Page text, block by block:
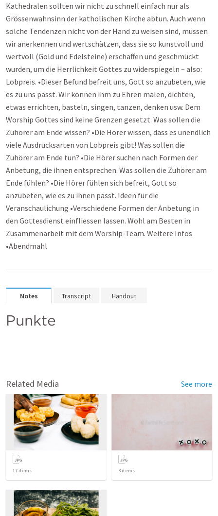
Kathedralen sollten wir nicht zu schnell einfach nur als
Grössenwahnsinn der katholischen Kirche abtun. Auch wenn
solche Tendenzen nicht von der Hand zu weisen sind, müssen
wir anerkennen und wertschätzen, dass sie so kunstvoll und
wertvoll (Gold und Edelsteine) erschaffen und geschmückt
wurden, um die Herrlichkeit Gottes zu widerspiegeln – also:
Lobpreis. •Dieser Befund befreit uns, Gott so anzubeten, wie
es zu uns passt. Wir können ihm zu Ehren malen, dichten,
etwas errichten, basteln, singen, tanzen, denken usw. Dem
Worship Gottes sind keine Grenzen gesetzt. Was sollen die
Zuhörer am Ende wissen? •Die Hörer wissen, dass es unendlich
viele Ausdrucksarten von Lobpreis gibt! Was sollen die
Zuhörer am Ende tun? •Die Hörer suchen nach Formen der
Anbetung, die ihnen entsprechen. Was sollen die Zuhörer am
Ende fühlen? •Die Hörer fühlen sich befreit, Gott so
anzubeten, wie es zu ihnen passt. Ideen für die
Veranschaulichung •Verschiedene Formen der Anbetung in
den Gottesdienst einfliessen lassen. Wohl am Besten in
Zusammenarbeit mit dem Worship-Team. Weitere Infos
•Abendmahl
Notes Transcript Handout
Punkte
Related Media See more
17 items 3 items